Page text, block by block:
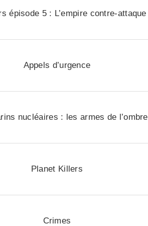
épisode 5 : L’empire contre-attaque
Appels d’urgence
nucléaires : les armes de l’ombre
Planet Killers
Crimes